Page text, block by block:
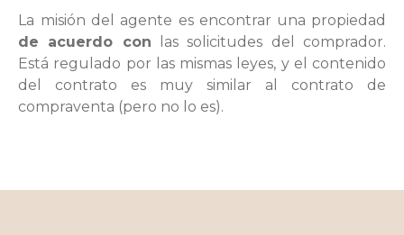
La misión del agente es encontrar una propiedad
de acuerdo con las solicitudes del comprador.
Está regulado por las mismas leyes, y el contenido
del contrato es muy similar al contrato de
compraventa (pero no lo es).